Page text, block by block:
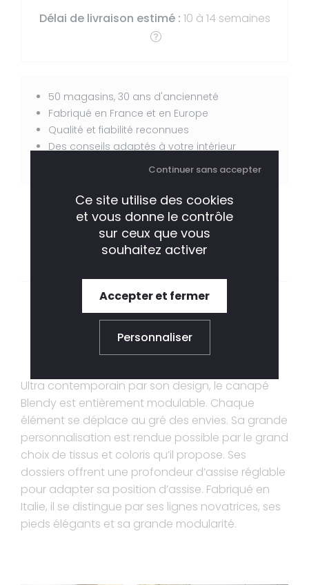
Pouf Blendy
L 76 cm X H 42 cm x P
Délai de livraison estimé : 10 à 14 semaines
50 magasins, 30 ans d'ancienneté
Fabriqué en France et en Europe
Qualité et fiabilité reconnues
Des conseils adaptés à votre intérieur
Des conseillers à votre écoute
DESCRIPTION CARACTÉRISTIQUES
CONTACTEZ-NOUS
Ultra contemporain par son design, le canapé
Blendy est entièrement modulable. Chaque
élément se déplace au gré des envies. Sa grande
personnalisation est rendue possible par le grand
choix de tissus et coloris qu’il propose. Ses
dossiers offrent une profondeur d’assise réglable
pour adapter sa position d’assise. Fabriqué en
Italie, il se distingue par ses lignes novatrices, ses
pieds élégants et sa grande modularité.
Ce site utilise des cookies
et vous donne le contrôle
sur ceux que vous
souhaitez activer
Accepter et fermer
Continuer sans accepter
Personnaliser